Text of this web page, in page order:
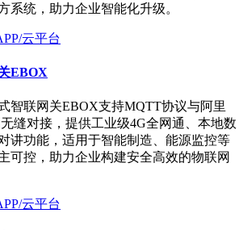
系统，助力企业智能化升级。
EBOX
智联网关EBOX支持MQTT协议与阿里
缝对接，提供工业级4G全网通、本地数
讲功能，适用于智能制造、能源监控等
可控，助力企业构建安全高效的物联网